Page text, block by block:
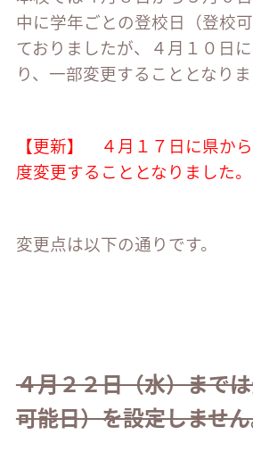
中に学年ごとの登校日（登校
ておりましたが、４月１０日
り、一部変更することとなりま
【更新】 ４月１７日に県か
度変更することとなりました。
変更点は以下の通りです。
４月２２日（水）まで
可能日）を設定しませ